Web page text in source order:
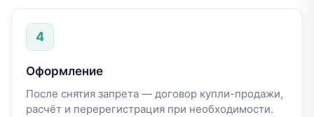
4
Оформление
После снятия запрета — договор купли-продажи,
расчёт и перерегистрация при необходимости.